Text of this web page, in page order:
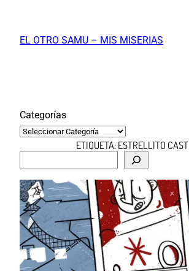
contenido
EL OTRO SAMU – MIS MISERIAS
Categorías
ETIQUETA:ESTRELLITO
s
c
a